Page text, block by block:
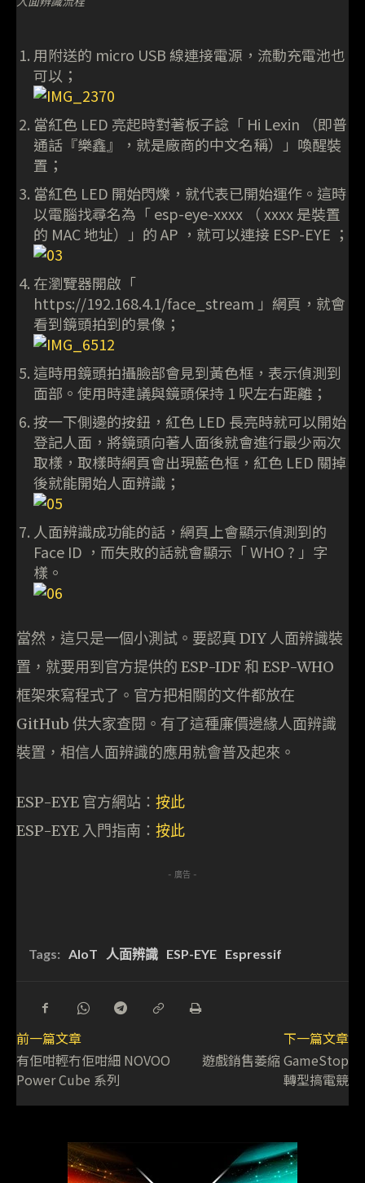
用附送的 micro USB 線連接電源，流動充電池也
可以；
當紅色 LED 亮起時對著板子諗「 Hi Lexin （即普
通話『樂鑫』，就是廠商的中文名稱）」喚醒裝
置；
當紅色 LED 開始閃爍，就代表已開始運作。這時
以電腦找尋名為「 esp-eye-xxxx （ xxxx 是裝置
的 MAC 地址）」的 AP ，就可以連接 ESP-EYE ；
在瀏覽器開啟「
https://192.168.4.1/face_stream 」網頁，就會
看到鏡頭拍到的景像；
這時用鏡頭拍攝臉部會見到黃色框，表示偵測到
面部。使用時建議與鏡頭保持 1 呎左右距離；
按一下側邊的按鈕，紅色 LED 長亮時就可以開始
登記人面，將鏡頭向著人面後就會進行最少兩次
取樣，取樣時網頁會出現藍色框，紅色 LED 關掉
後就能開始人面辨識；
人面辨識成功能的話，網頁上會顯示偵測到的
Face ID ，而失敗的話就會顯示「 WHO ? 」字
樣。
當然，這只是一個小測試。要認真 DIY 人面辨識裝
置，就要用到官方提供的 ESP-IDF 和 ESP-WHO
框架來寫程式了。官方把相關的文件都放在
GitHub 供大家查閱。有了這種廉價邊緣人面辨識
裝置，相信人面辨識的應用就會普及起來。
ESP-EYE 官方網站： 按此
ESP-EYE 入門指南： 按此
- 廣告 -
Tags: AIoT 人面辨識 ESP-EYE Espressif
前一篇文章
有佢咁輕冇佢咁細 NOVOO
Power Cube 系列
下一篇文章
遊戲銷售萎縮 GameStop
轉型搞電競